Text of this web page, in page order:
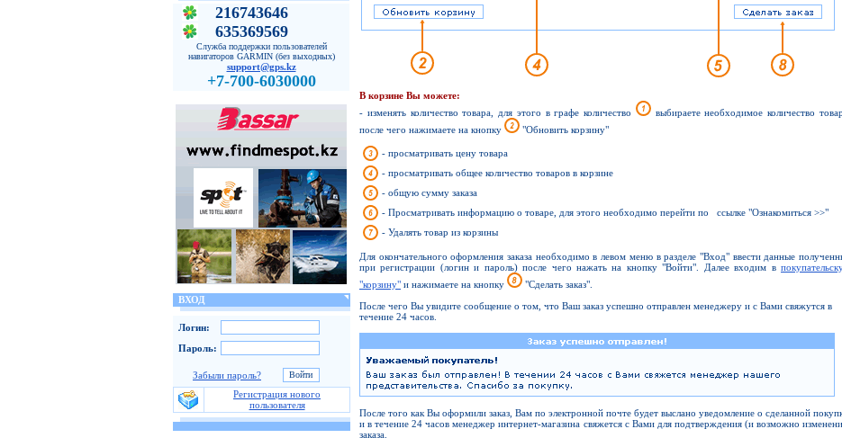
216743646
635369569
Служба поддержки пользователей
навигаторов GARMIN (без выходных)
support@gps.kz
+7-700-6030000
ВХОД
Логин:
Пароль:
Забыли пароль?
Регистрация нового
пользователя
В корзине Вы можете:
- изменять количество товара, для этого в графе количество
выбираете необходимое количество
после чего нажимаете на кнопку
"Обновить корзину"
- просматривать цену товара
- просматривать общее количество товаров в корзине
- общую сумму заказа
- Просматривать информацию о товаре, для этого необходимо перейти по ссылке "Ознакомиться >>"
- Удалять товар из корзины
Для окончательного оформления заказа необходимо в левом меню в разделе "Вход" ввести данные
при регистрации (логин и пароль) после чего нажать на кнопку "Войти". Далее входим в
"корзину" и нажимаете на кнопку
"Сделать заказ".
После чего Вы увидите сообщение о том, что Ваш заказ успешно отправлен менеджеру и с Вами свяжутся в
течение 24 часов.
После того как Вы оформили заказ, Вам по электронной почте будет выслано уведомление о сделанной
и в течение 24 часов менеджер интернет-магазина свяжется с Вами для подтверждения (и возможно
заказа.